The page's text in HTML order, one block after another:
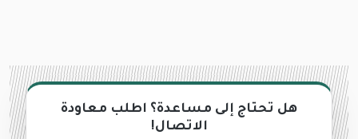
هل تحتاج إلى مساعدة؟ اطلب معاودة
الاتصال!